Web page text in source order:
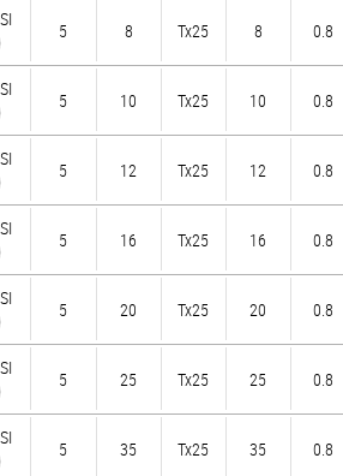
5 8 Tx25 8 0.8
5 10 Tx25 10 0.8
5 12 Tx25 12 0.8
5 16 Tx25 16 0.8
5 20 Tx25 20 0.8
5 25 Tx25 25 0.8
5 35 Tx25 35 0.8